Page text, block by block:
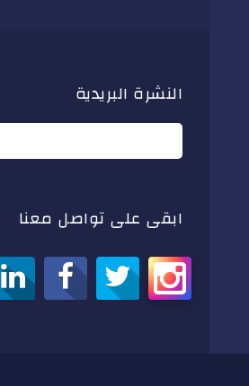
النشرة البريدية
ابقى على تواصل معنا